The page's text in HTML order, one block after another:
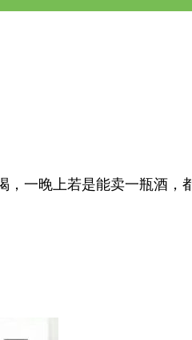
一晚上若是能卖一瓶酒，